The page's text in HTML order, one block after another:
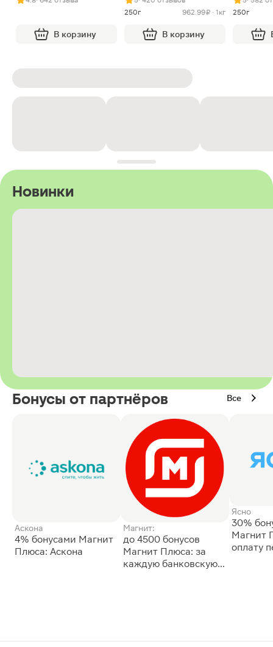
В корзину
250г
962.99 ₽ · 1кг
В корзину
250г
Новинки
Бонусы от партнёров Все
Аскона
4% бонусами Магнит
Плюса: Аскона
Магнит:
до 4500 бонусов
Магнит Плюса: за
каждую банковскую
Ясно
30%
Магнит
оплату